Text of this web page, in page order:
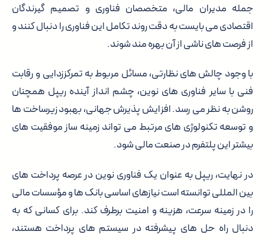
جمله مدیران مالی، متخصصان فناوری و تصمیم گیرندگان
اقتصادی می بایست به دقت روند تکامل این فناوری را دنبال کنند و
از فرصت های ناشی از آن بهره مند شوند.
با وجود چالش های نظارتی، مسائل مربوط به تمرکززدایی و رقابت
فنی با سایر فناوری های نوین، چشم انداز آینده ریپل همچنان
روشن به نظر می رسد. افزایش پذیرش جهانی، بهبود زیرساخت ها
و توسعه تکنولوژی های مرتبط می تواند زمینه ساز موفقیت های
بیشتر این پلتفرم در صنعت مالی شود.
در نهایت، ریپل به عنوان یک فناوری نوین در عرصه پرداخت های
بین المللی توانسته است نیازهای اساسی بانک ها و مؤسسات مالی
را در زمینه سرعت، هزینه و امنیت برطرف کند. برای کسانی که به
دنبال راه حل های پیشرفته در سیستم های پرداخت هستند،